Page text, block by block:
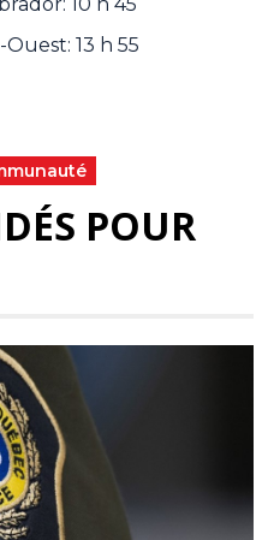
13 h 55
POUR